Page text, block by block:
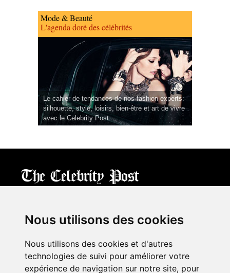
Nous utilisons des cookies
Nous utilisons des cookies et d'autres
technologies de suivi pour améliorer votre
expérience de navigation sur notre site, pour
Mode & Beauté
L'agenda doré des célébrités
Le cahier de tendances de nos fashion experts:
silhouette, style, loisirs, bien-être et art de vivre
avec le Celebrity Post.
Terms of Use| Privacy|Cookies Policy (Mes préférences)
À propos
Mentions légales